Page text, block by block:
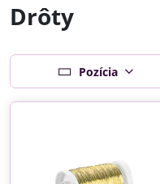
Drôty
Pozícia